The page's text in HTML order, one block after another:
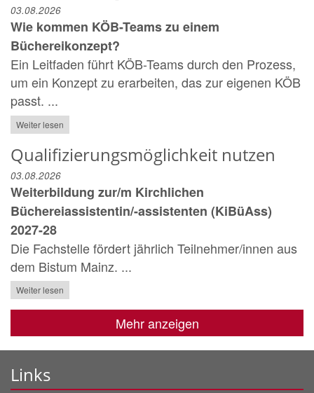
03.08.2026
Wie kommen KÖB-Teams zu einem
Büchereikonzept?
Ein Leitfaden führt KÖB-Teams durch den Prozess,
um ein Konzept zu erarbeiten, das zur eigenen KÖB
passt. ...
Weiter lesen
Qualifizierungsmöglichkeit nutzen
03.08.2026
Weiterbildung zur/m Kirchlichen
Büchereiassistentin/-assistenten (KiBüAss)
2027-28
Die Fachstelle fördert jährlich Teilnehmer/innen aus
dem Bistum Mainz. ...
Weiter lesen
Mehr anzeigen
Links